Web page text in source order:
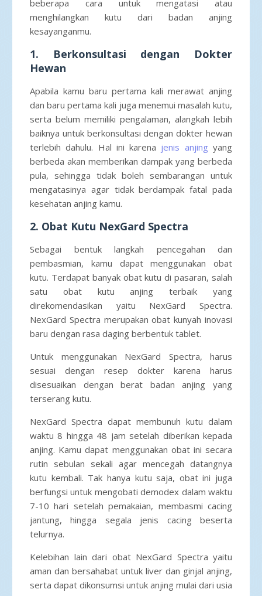
beberapa cara untuk mengatasi atau
menghilangkan kutu dari badan anjing
kesayanganmu.
1. Berkonsultasi dengan Dokter
Hewan
Apabila kamu baru pertama kali merawat anjing
dan baru pertama kali juga menemui masalah kutu,
serta belum memiliki pengalaman, alangkah lebih
baiknya untuk berkonsultasi dengan dokter hewan
terlebih dahulu. Hal ini karena jenis anjing yang
berbeda akan memberikan dampak yang berbeda
pula, sehingga tidak boleh sembarangan untuk
mengatasinya agar tidak berdampak fatal pada
kesehatan anjing kamu.
2. Obat Kutu NexGard Spectra
Sebagai bentuk langkah pencegahan dan
pembasmian, kamu dapat menggunakan obat
kutu. Terdapat banyak obat kutu di pasaran, salah
satu obat kutu anjing terbaik yang
direkomendasikan yaitu NexGard Spectra.
NexGard Spectra merupakan obat kunyah inovasi
baru dengan rasa daging berbentuk tablet.
Untuk menggunakan NexGard Spectra, harus
sesuai dengan resep dokter karena harus
disesuaikan dengan berat badan anjing yang
terserang kutu.
NexGard Spectra dapat membunuh kutu dalam
waktu 8 hingga 48 jam setelah diberikan kepada
anjing. Kamu dapat menggunakan obat ini secara
rutin sebulan sekali agar mencegah datangnya
kutu kembali. Tak hanya kutu saja, obat ini juga
berfungsi untuk mengobati demodex dalam waktu
7-10 hari setelah pemakaian, membasmi cacing
jantung, hingga segala jenis cacing beserta
telurnya.
Kelebihan lain dari obat NexGard Spectra yaitu
aman dan bersahabat untuk liver dan ginjal anjing,
serta dapat dikonsumsi untuk anjing mulai dari usia